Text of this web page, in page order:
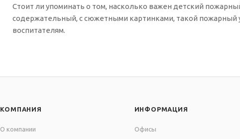
Стоит ли упоминать о том, насколько важен детский
содержательный, с сюжетными картинками, такой пожарный
воспитателям.
КОМПАНИЯ
О компании
ИНФОРМАЦИЯ
Офисы